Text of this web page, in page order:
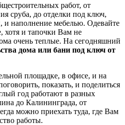
работ, от
сруба, до отделки под ключ,
и наполнение мебелью. Одевайте
хотя и тапочки Вам не
очень теплые. На сегодняшний
дома или бани под ключ от
площадке, в офисе, и на
показать, и поделиться
год работают в разных
до Калининграда, от
можно приехать туда, где Вам
работы.